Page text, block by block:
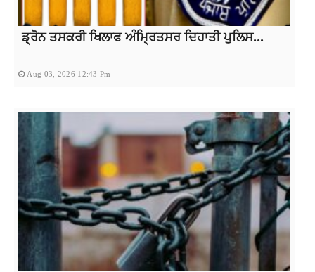
ਡ੍ਰੋਨ ਤਸਕਰੀ ਖਿਲਾਫ ਅੰਮ੍ਰਿਤਸਰ ਦਿਹਾਤੀ ਪੁਲਿਸ...
Aug 03, 2026 12:43 Pm